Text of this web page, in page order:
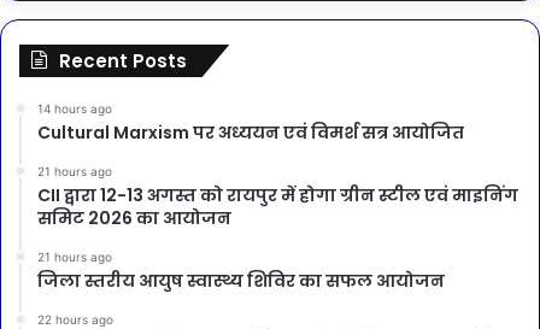
Recent Posts
14 hours ago
Cultural Marxism पर अध्ययन एवं विमर्श सत्र आयोजित
21 hours ago
CII द्वारा 12-13 अगस्त को रायपुर में होगा ग्रीन स्टील एवं माइनिंग
समिट 2026 का आयोजन
21 hours ago
जिला स्तरीय आयुष स्वास्थ्य शिविर का सफल आयोजन
22 hours ago